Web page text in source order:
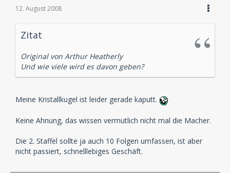
12. August 2008
Zitat
Original von Arthur Heatherly
Und wie viele wird es davon geben?
Meine Kristallkugel ist leider gerade kaputt.
Keine Ahnung, das wissen vermutlich nicht mal die Macher.
Die 2. Staffel sollte ja auch 10 Folgen umfassen, ist aber
nicht passiert, schnelllebiges Geschäft.